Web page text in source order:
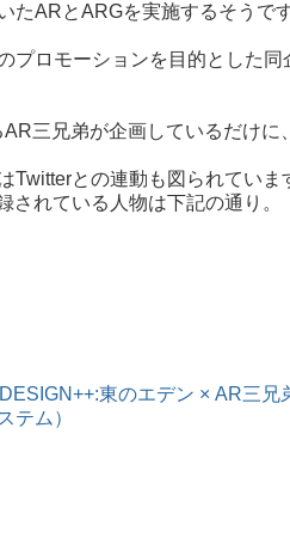
たARとARGを実施するそうで
プロモーションを目的とした
三兄弟が企画しているだけに
Twitterとの連動も図られていま
されている人物は下記の通り。
東のエデン × AR三兄
テム）